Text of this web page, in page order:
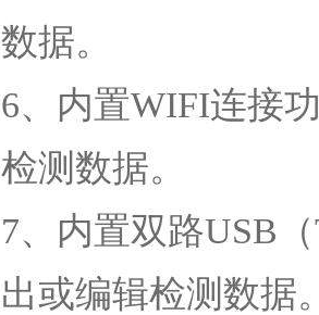
数据。
6、内置WIFI连接
检测数据。
7、内置双路USB
出或编辑检测数据